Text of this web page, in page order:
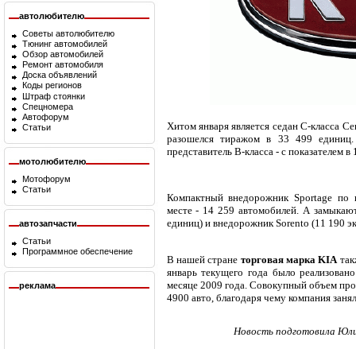
автолюбителю
Советы автолюбителю
Тюнинг автомобилей
Обзор автомобилей
Ремонт автомобиля
Доска объявлений
Коды регионов
Штраф стоянки
Спецномера
Автофорум
Статьи
мотолюбителю
Мотофорум
Статьи
автозапчасти
Статьи
Программное обеспечение
реклама
Хитом января является седан С-класса
разошелся тиражом в 33 499
представитель В-класса - с показателем
Компактный внедорожник Sportage по
месте - 14 259 автомобилей. А
единиц) и внедорожник Sorento (11 190
В нашей стране торговая марка KIA
январь текущего года было
месяце 2009 года. Совокупный объем
4900 авто, благодаря чему компания
Новость подготовила